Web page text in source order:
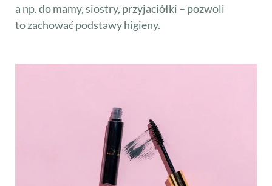
a np. do mamy, siostry, przyjaciółki – pozwoli
to zachować podstawy higieny.